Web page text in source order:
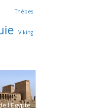
Thèbes
Viking
l'Egypte